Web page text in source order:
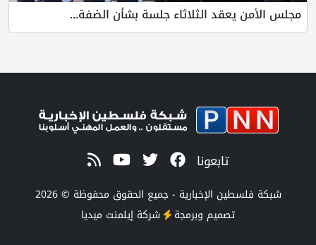
مجلس الأمن يعقد الثلاثاء جلسة بشأن الضفة...
تابعونا
شبكة فلسطين الإخبارية - جميع الحقوق محفوظة © 2026
تصميم وبرمجة شركة إيلمنت ميديا